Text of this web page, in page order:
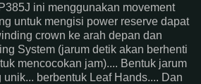
ini menggunakan movement
untuk mengisi power reserve dapat
crown ke arah depan dan
System (jarum detik akan berhenti
mencocokan jam).... Bentuk jarum
berbentuk Leaf Hands.... Dan